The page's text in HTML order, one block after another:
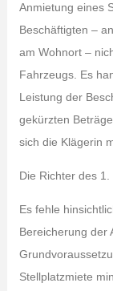
Anmietung eines
Beschäftigten –
am Wohnort –
Fahrzeugs. Es
Leistung der
gekürzten
sich die Klägerin
Die Richter des
Es fehle
Bereicherung der
Stellplatzmiete